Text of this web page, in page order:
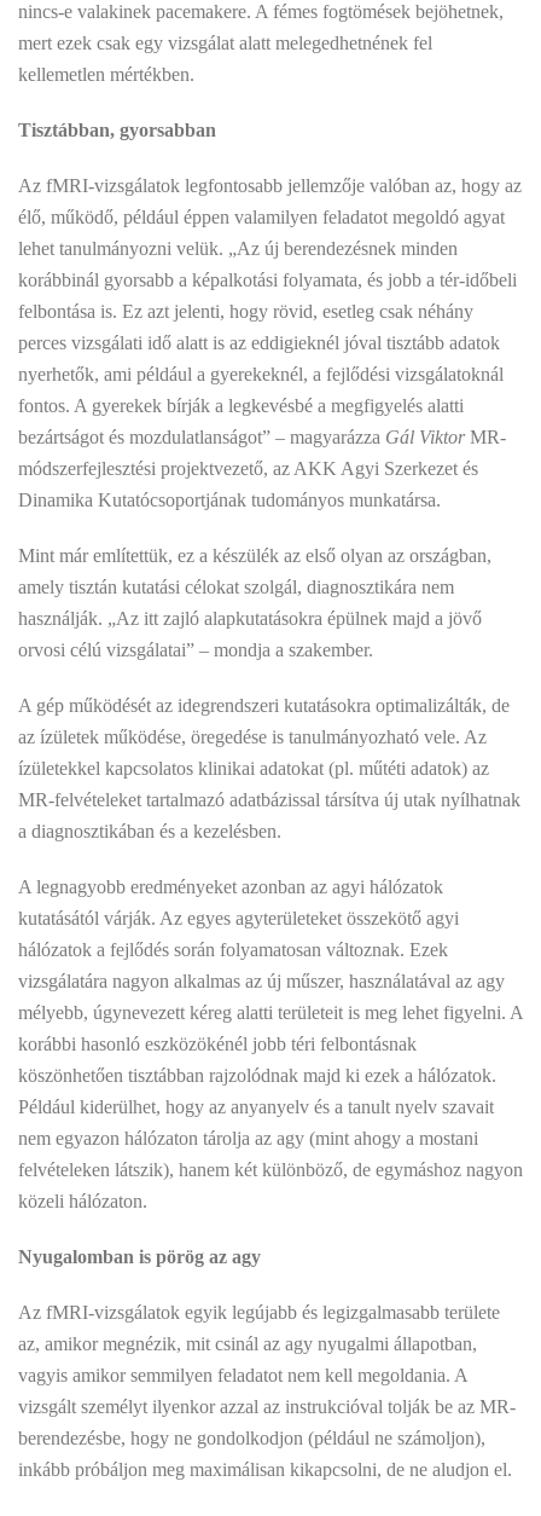
nincs-e valakinek pacemakere. A fémes fogtömések bejöhetnek,
mert ezek csak egy vizsgálat alatt melegedhetnének fel
kellemetlen mértékben.
Tisztábban, gyorsabban
Az fMRI-vizsgálatok legfontosabb jellemzője valóban az, hogy az
élő, működő, például éppen valamilyen feladatot megoldó agyat
lehet tanulmányozni velük. „Az új berendezésnek minden
korábbinál gyorsabb a képalkotási folyamata, és jobb a tér-időbeli
felbontása is. Ez azt jelenti, hogy rövid, esetleg csak néhány
perces vizsgálati idő alatt is az eddigieknél jóval tisztább adatok
nyerhetők, ami például a gyerekeknél, a fejlődési vizsgálatoknál
fontos. A gyerekek bírják a legkevésbé a megfigyelés alatti
bezártságot és mozdulatlanságot” – magyarázza Gál ViktorMR-
módszerfejlesztési projektvezető, az AKK Agyi Szerkezet és
Dinamika Kutatócsoportjának tudományos munkatársa.
Mint már említettük, ez a készülék az első olyan az országban,
amely tisztán kutatási célokat szolgál, diagnosztikára nem
használják. „Az itt zajló alapkutatásokra épülnek majd a jövő
orvosi célú vizsgálatai” – mondja a szakember.
A gép működését az idegrendszeri kutatásokra optimalizálták, de
az ízületek működése, öregedése is tanulmányozható vele. Az
ízületekkel kapcsolatos klinikai adatokat (pl. műtéti adatok) az
MR-felvételeket tartalmazó adatbázissal társítva új utak nyílhatnak
a diagnosztikában és a kezelésben.
A legnagyobb eredményeket azonban az agyi hálózatok
kutatásától várják. Az egyes agyterületeket összekötő agyi
hálózatok a fejlődés során folyamatosan változnak. Ezek
vizsgálatára nagyon alkalmas az új műszer, használatával az agy
mélyebb, úgynevezett kéreg alatti területeit is meg lehet figyelni. A
korábbi hasonló eszközökénél jobb téri felbontásnak
köszönhetően tisztábban rajzolódnak majd ki ezek a hálózatok.
Például kiderülhet, hogy az anyanyelv és a tanult nyelv szavait
nem egyazon hálózaton tárolja az agy (mint ahogy a mostani
felvételeken látszik), hanem két különböző, de egymáshoz nagyon
közeli hálózaton.
Nyugalomban is pörög az agy
Az fMRI-vizsgálatok egyik legújabb és legizgalmasabb területe
az, amikor megnézik, mit csinál az agy nyugalmi állapotban,
vagyis amikor semmilyen feladatot nem kell megoldania. A
vizsgált személyt ilyenkor azzal az instrukcióval tolják be az MR-
berendezésbe, hogy ne gondolkodjon (például ne számoljon),
inkább próbáljon meg maximálisan kikapcsolni, de ne aludjon el.